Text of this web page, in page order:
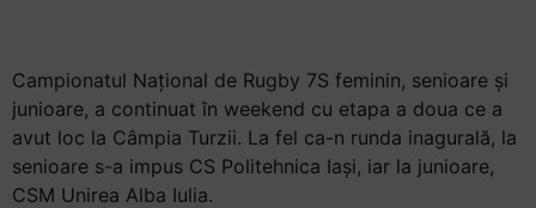
Campionatul Național de Rugby 7S feminin, senioare și
junioare, a continuat în weekend cu etapa a doua ce a
avut loc la Câmpia Turzii. La fel ca-n runda inagurală, la
senioare s-a impus CS Politehnica Iași, iar la junioare,
CSM Unirea Alba Iulia.